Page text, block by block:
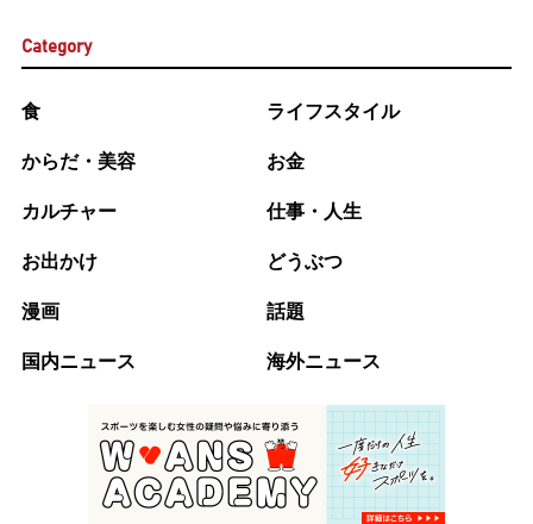
Category
食 ライフスタイル
からだ・美容 お金
カルチャー 仕事・人生
お出かけ どうぶつ
漫画 話題
国内ニュース 海外ニュース